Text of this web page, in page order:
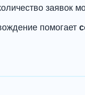
заявок
помогает